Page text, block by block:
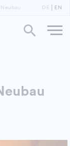
DE EN